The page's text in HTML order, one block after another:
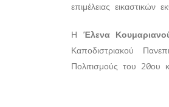
επιμέλειας εικαστικών
Η Έλενα
Καποδιστριακού
Πολιτισμούς του 20ου